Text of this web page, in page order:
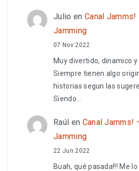
Julio en Canal
Jamming
07 Nov 2022
Muy divertido, dinamico
Siempre tienen algo
historias segun las
Siendo…
Raúl en Canal Jamms!
Jamming
22 Jun 2022
Buah, qué pasada!!! Me